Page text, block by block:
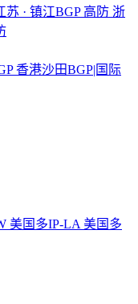
苏 · 镇江BGP 高防 浙
香港沙田BGP|国际
美国多IP-LA 美国多